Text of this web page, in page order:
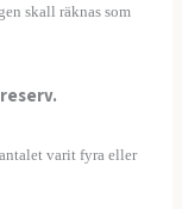
skall räknas som
placering.
varit fyra eller